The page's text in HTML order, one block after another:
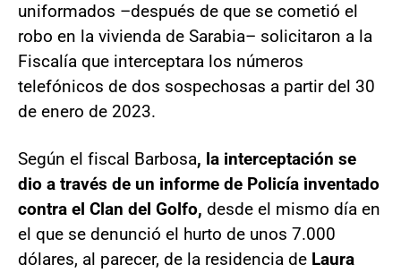
uniformados –después de que se cometió el
robo en la vivienda de Sarabia– solicitaron a la
Fiscalía que interceptara los números
telefónicos de dos sospechosas a partir del 30
de enero de 2023.
Según el fiscal Barbosa, la interceptación se
dio a través de un informe de Policía inventado
contra el Clan del Golfo, desde el mismo día en
el que se denunció el hurto de unos 7.000
dólares, al parecer, de la residencia de Laura